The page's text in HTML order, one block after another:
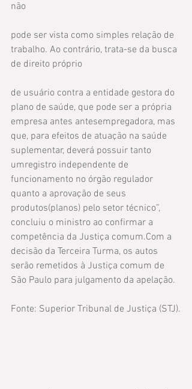
não
pode ser vista como simples relação de
trabalho. Ao contrário, trata-se da busca
de direito próprio
de usuário contra a entidade gestora do
plano de saúde, que pode ser a própria
empresa antes antesempregadora, mas
que, para efeitos de atuação na saúde
suplementar, deverá possuir tanto
umregistro independente de
funcionamento no órgão regulador
quanto a aprovação de seus
produtos(planos) pelo setor técnico”,
concluiu o ministro ao confirmar a
competência da Justiça comum.Com a
decisão da Terceira Turma, os autos
serão remetidos à Justiça comum de
São Paulo para julgamento da apelação.
Fonte: Superior Tribunal de Justiça (STJ).